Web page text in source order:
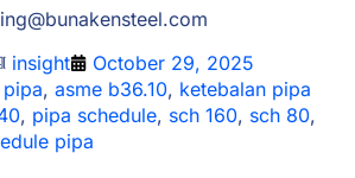
insight
October 29, 2025
,asme b36.10, ketebalan pipa
, pipa schedule, sch 160, sch 80,
pipa